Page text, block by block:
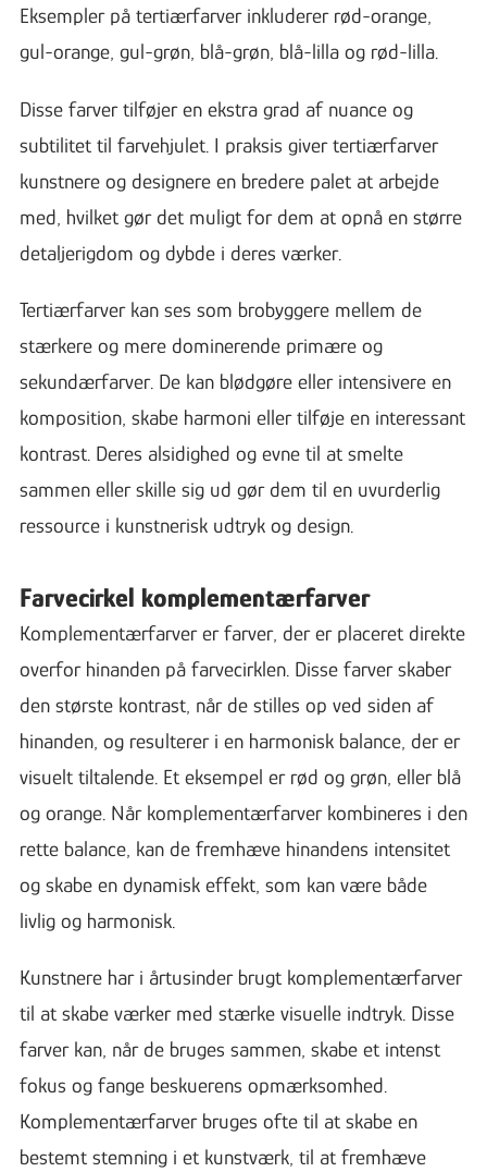
Eksempler på tertiærfarver inkluderer rød-orange,
gul-orange, gul-grøn, blå-grøn, blå-lilla og rød-lilla.
Disse farver tilføjer en ekstra grad af nuance og
subtilitet til farvehjulet. I praksis giver tertiærfarver
kunstnere og designere en bredere palet at arbejde
med, hvilket gør det muligt for dem at opnå en større
detaljerigdom og dybde i deres værker.
Tertiærfarver kan ses som brobyggere mellem de
stærkere og mere dominerende primære og
sekundærfarver. De kan blødgøre eller intensivere en
komposition, skabe harmoni eller tilføje en interessant
kontrast. Deres alsidighed og evne til at smelte
sammen eller skille sig ud gør dem til en uvurderlig
ressource i kunstnerisk udtryk og design.
Farvecirkel komplementærfarver
Komplementærfarver er farver, der er placeret direkte
overfor hinanden på farvecirklen. Disse farver skaber
den største kontrast, når de stilles op ved siden af
hinanden, og resulterer i en harmonisk balance, der er
visuelt tiltalende. Et eksempel er rød og grøn, eller blå
og orange. Når komplementærfarver kombineres i den
rette balance, kan de fremhæve hinandens intensitet
og skabe en dynamisk effekt, som kan være både
livlig og harmonisk.
Kunstnere har i årtusinder brugt komplementærfarver
til at skabe værker med stærke visuelle indtryk. Disse
farver kan, når de bruges sammen, skabe et intenst
fokus og fange beskuerens opmærksomhed.
Komplementærfarver bruges ofte til at skabe en
bestemt stemning i et kunstværk, til at fremhæve